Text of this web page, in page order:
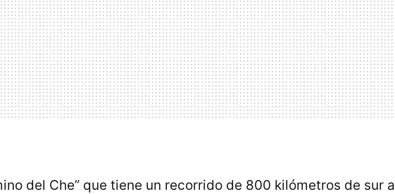
del Che” que tiene un recorrido de 800 kilómetros de sur a